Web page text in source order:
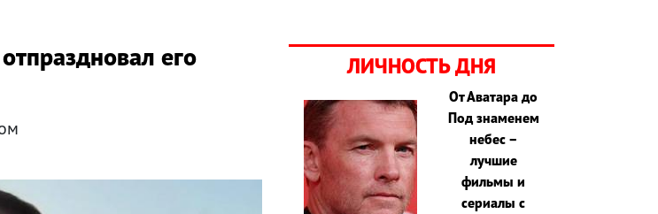
его ЛИЧНОСТЬ ДНЯ
От Аватара до
Под знаменем
небес –
лучшие
фильмы и
сериалы с